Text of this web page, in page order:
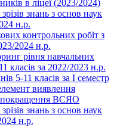
в ліцеї (2023/2024)
знань з основ наук
н.р.
контрольних робіт з
2024 н.р.
рівня навчальних
класів за 2022/2023 н.р.
5-11 класів за І семестр
виявлення
покращення ВСЯО
знань з основ наук
н.р.